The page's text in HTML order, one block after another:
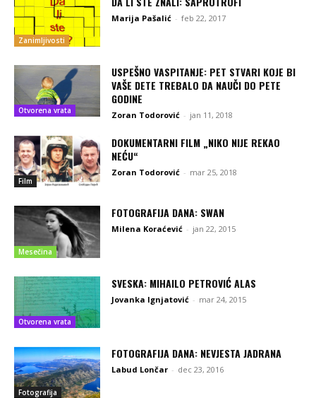
Zanimljivosti
Marija Pašalić - feb 22, 2017
Otvorena vrata
USPEŠNO VASPITANJE: PET STVARI KOJE BI
VAŠE DETE TREBALO DA NAUČI DO PETE
GODINE
Zoran Todorović - jan 11, 2018
Film
DOKUMENTARNI FILM „NIKO NIJE REKAO
NEĆU“
Zoran Todorović - mar 25, 2018
Mesečina
FOTOGRAFIJA DANA: SWAN
Milena Koraćević - jan 22, 2015
Otvorena vrata
SVESKA: MIHAILO PETROVIĆ ALAS
Jovanka Ignjatović - mar 24, 2015
Fotografija
FOTOGRAFIJA DANA: NEVJESTA JADRANA
Labud Lončar - dec 23, 2016